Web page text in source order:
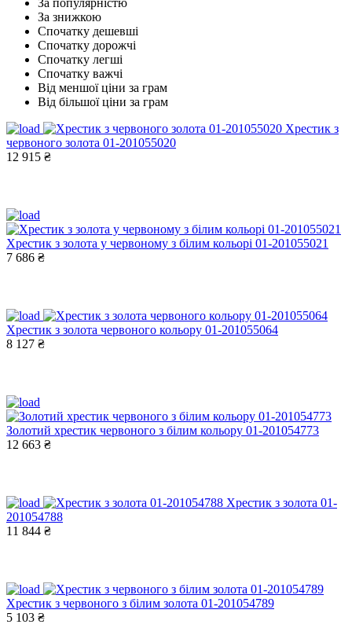
За знижкою
Спочатку дешевші
Спочатку дорожчі
Спочатку легші
Спочатку важчі
Від меншої ціни за грам
Від більшої ціни за грам
Хрестик з
червоного золота 01-201055020
12 915 ₴
Хрестик з золота у червоному з білим кольорі 01-201055021
7 686 ₴
Хрестик з золота червоного кольору 01-201055064
8 127 ₴
Золотий хрестик червоного з білим кольору 01-201054773
12 663 ₴
Хрестик з золота 01-
201054788
11 844 ₴
Хрестик з червоного з білим золота 01-201054789
5 103 ₴